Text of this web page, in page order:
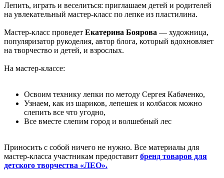
Лепить, играть и веселиться: приглашаем детей и родителей
на увлекательный мастер-класс по лепке из пластилина.
Мастер-класс проведет Екатерина Боярова — художница,
популяризатор рукоделия, автор блога, который вдохновляет
на творчество и детей, и взрослых.
На мастер-классе:
Освоим технику лепки по методу Сергея Кабаченко,
Узнаем, как из шариков, лепешек и колбасок можно
слепить все что угодно,
Все вместе слепим город и волшебный лес
Приносить с собой ничего не нужно. Все материалы для
мастер-класса участникам предоставит бренд товаров для
детского творчества «ЛЕО».